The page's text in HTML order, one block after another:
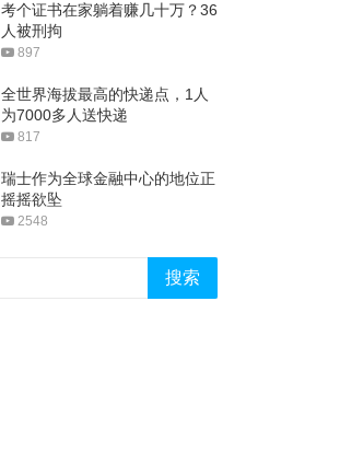
考个证书在家躺着赚几十万？36
人被刑拘
897
全世界海拔最高的快递点，1人
为7000多人送快递
817
瑞士作为全球金融中心的地位正
摇摇欲坠
2548
搜索